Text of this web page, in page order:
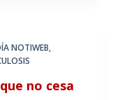
NOTIWEB,
no cesa